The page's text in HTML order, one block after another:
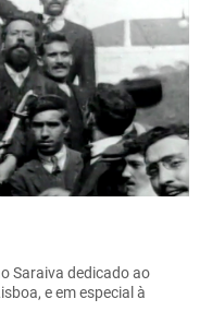
Saraiva dedicado ao
e em especial à